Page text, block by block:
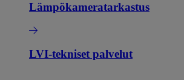
Lämpökameratarkastus
LVI-tekniset palvelut